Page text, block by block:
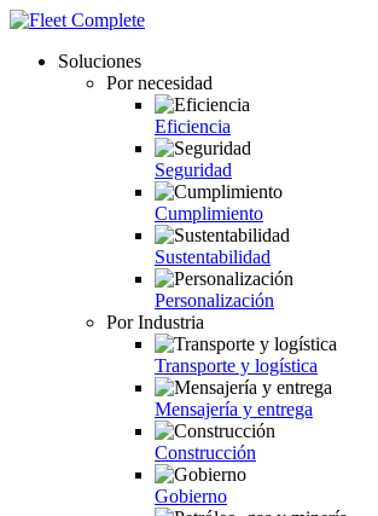
Soluciones
Por necesidad
Eficiencia
Seguridad
Cumplimiento
Sustentabilidad
Personalización
Por Industria
Transporte y logística
Mensajería y entrega
Construcción
Gobierno